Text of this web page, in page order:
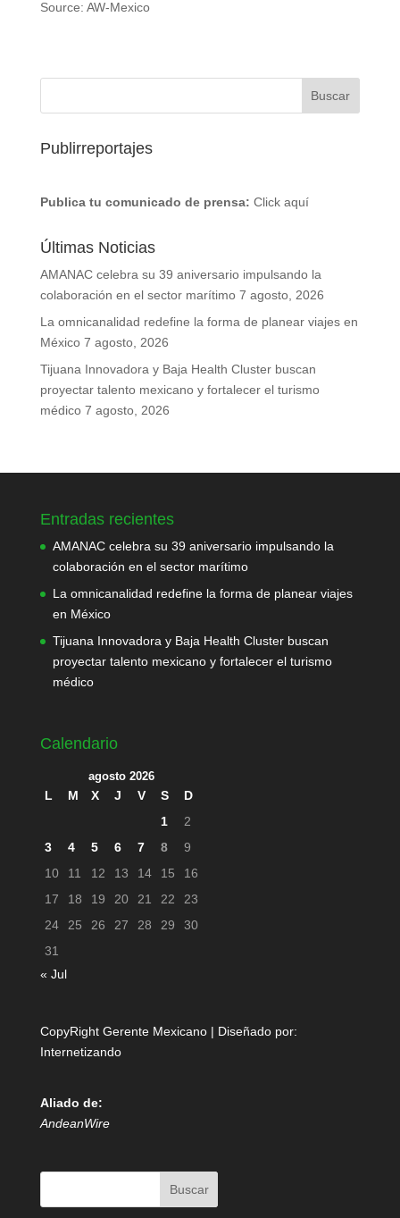
Source: AW-Mexico
Publirreportajes
Publica tu comunicado de prensa: Click aquí
Últimas Noticias
AMANAC celebra su 39 aniversario impulsando la
colaboración en el sector marítimo 7 agosto, 2026
La omnicanalidad redefine la forma de planear viajes en
México 7 agosto, 2026
Tijuana Innovadora y Baja Health Cluster buscan
proyectar talento mexicano y fortalecer el turismo
médico 7 agosto, 2026
Entradas recientes
AMANAC celebra su 39 aniversario impulsando la
colaboración en el sector marítimo
La omnicanalidad redefine la forma de planear viajes
en México
Tijuana Innovadora y Baja Health Cluster buscan
proyectar talento mexicano y fortalecer el turismo
médico
Calendario
agosto 2026
L M X J V S
D
1
2
3
4 5 6 7 8
9
10
11 12 13 14 15
16
17
18 19 20 21 22
23
24
25 26 27 28 29
30
31
« Jul
CopyRight Gerente Mexicano | Diseñado por:
Internetizando
Aliado de:
AndeanWire